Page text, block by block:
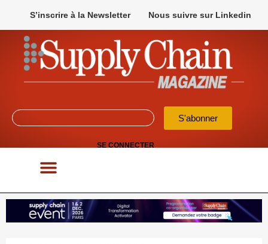
S’inscrire à la Newsletter Nous suivre sur Linkedin
S'abonner
SE CONNECTER